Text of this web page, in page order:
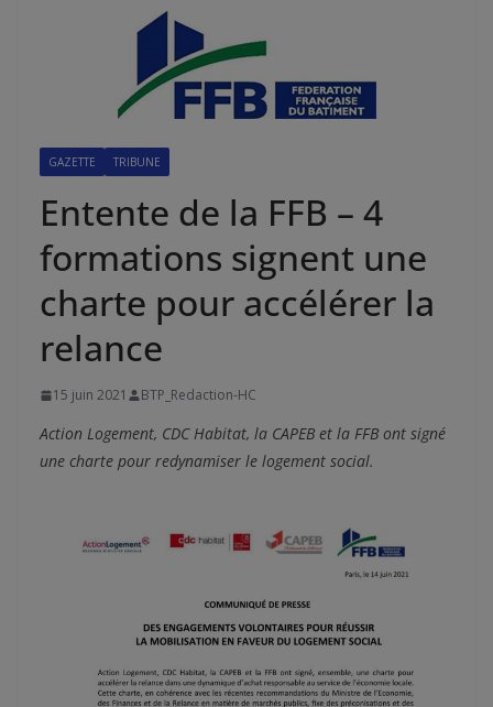
GAZETTE TRIBUNE
Entente de la FFB – 4
formations signent une
charte pour accélérer la
relance
15 juin 2021 BTP_Redaction-HC
Action Logement, CDC Habitat, la CAPEB et la FFB ont signé
une charte pour redynamiser le logement social.